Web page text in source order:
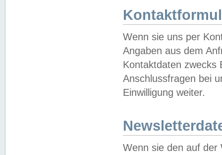
Wenn sie uns per
Angaben aus dem
Kontaktdaten zwecks
Anschlussfragen bei
Einwilligung weiter.
Wenn sie den auf der